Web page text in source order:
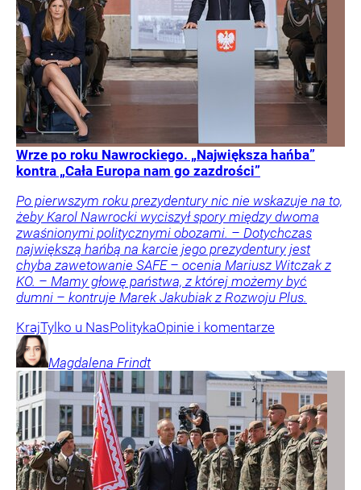
Wrze po roku Nawrockiego. „Największa hańba”
kontra „Cała Europa nam go zazdrości”
Po pierwszym roku prezydentury nic nie wskazuje na to,
żeby Karol Nawrocki wyciszył spory między dwoma
zwaśnionymi politycznymi obozami. – Dotychczas
największą hańbą na karcie jego prezydentury jest
chyba zawetowanie SAFE – ocenia Mariusz Witczak z
KO. – Mamy głowę państwa, z której możemy być
dumni – kontruje Marek Jakubiak z Rozwoju Plus.
KrajTylko u NasPolitykaOpinie i komentarze
Magdalena Frindt